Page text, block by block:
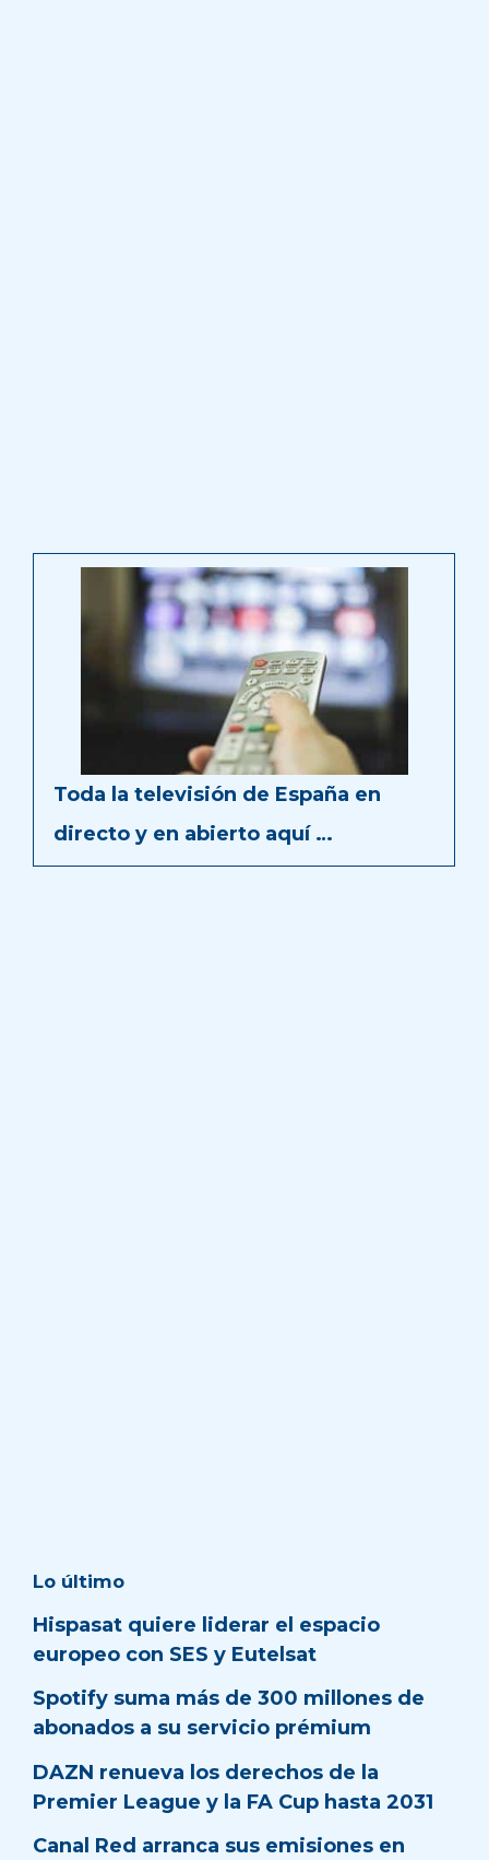
Toda la televisión de España en
directo y en abierto aquí …
Lo último
Hispasat quiere liderar el espacio
europeo con SES y Eutelsat
Spotify suma más de 300 millones de
abonados a su servicio prémium
DAZN renueva los derechos de la
Premier League y la FA Cup hasta 2031
Canal Red arranca sus emisiones en